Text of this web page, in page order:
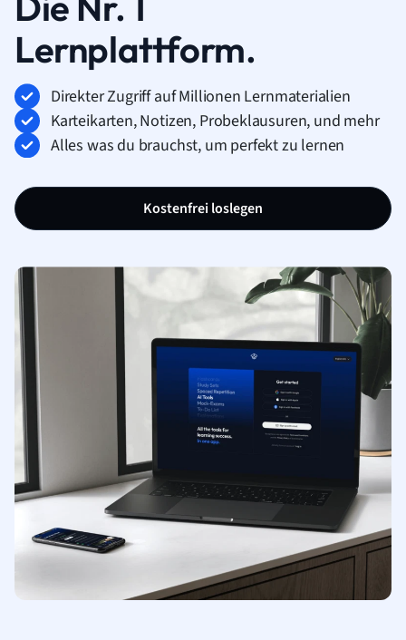
Lernplattform.
Direkter Zugriff auf Millionen Lernmaterialien
Karteikarten, Notizen, Probeklausuren, und mehr
Alles was du brauchst, um perfekt zu lernen
Kostenfrei loslegen